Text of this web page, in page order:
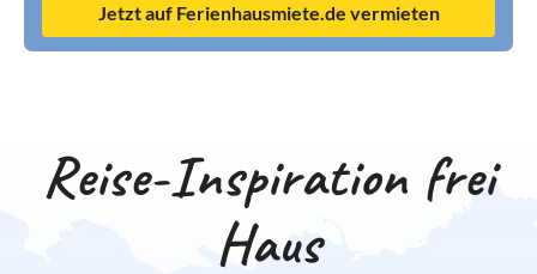
Jetzt auf Ferienhausmiete.de vermieten
Reise-Inspiration frei
Haus